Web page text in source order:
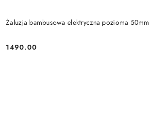
Żaluzja bambusowa elektryczna pozioma 50mm
Cena:
1490.00